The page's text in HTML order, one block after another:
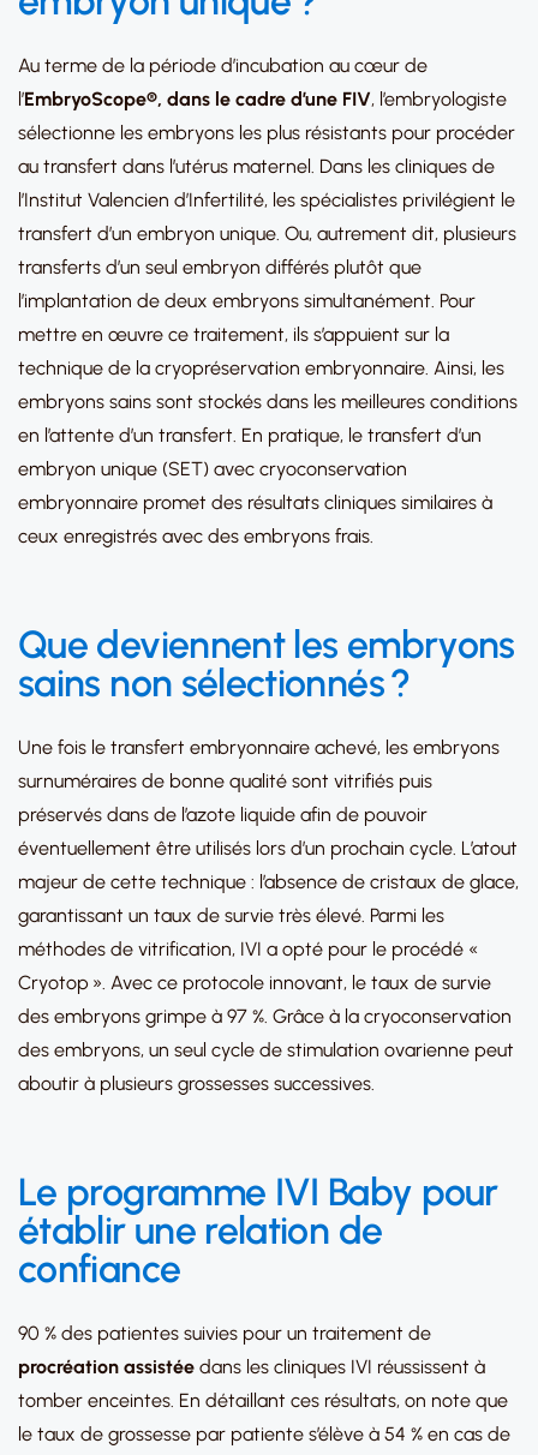
Au terme de la période d’incubation au cœur de
l’EmbryoScope®, dans le cadre d’une FIV, l’embryologiste
sélectionne les embryons les plus résistants pour procéder
au transfert dans l’utérus maternel. Dans les cliniques de
l’Institut Valencien d’Infertilité, les spécialistes privilégient le
transfert d’un embryon unique. Ou, autrement dit, plusieurs
transferts d’un seul embryon différés plutôt que
l’implantation de deux embryons simultanément. Pour
mettre en œuvre ce traitement, ils s’appuient sur la
technique de la cryopréservation embryonnaire. Ainsi, les
embryons sains sont stockés dans les meilleures conditions
en l’attente d’un transfert. En pratique, le transfert d’un
embryon unique (SET) avec cryoconservation
embryonnaire promet des résultats cliniques similaires à
ceux enregistrés avec des embryons frais.
Que deviennent les embryons
sains non sélectionnés ?
Une fois le transfert embryonnaire achevé, les embryons
surnuméraires de bonne qualité sont vitrifiés puis
préservés dans de l’azote liquide afin de pouvoir
éventuellement être utilisés lors d’un prochain cycle. L’atout
majeur de cette technique : l’absence de cristaux de glace,
garantissant un taux de survie très élevé. Parmi les
méthodes de vitrification, IVI a opté pour le procédé «
Cryotop ». Avec ce protocole innovant, le taux de survie
des embryons grimpe à 97 %. Grâce à la cryoconservation
des embryons, un seul cycle de stimulation ovarienne peut
aboutir à plusieurs grossesses successives.
Le programme IVI Baby pour
établir une relation de
confiance
90 % des patientes suivies pour un traitement de
procréation assistée dans les cliniques IVI réussissent à
tomber enceintes. En détaillant ces résultats, on note que
le taux de grossesse par patiente s’élève à 54 % en cas de